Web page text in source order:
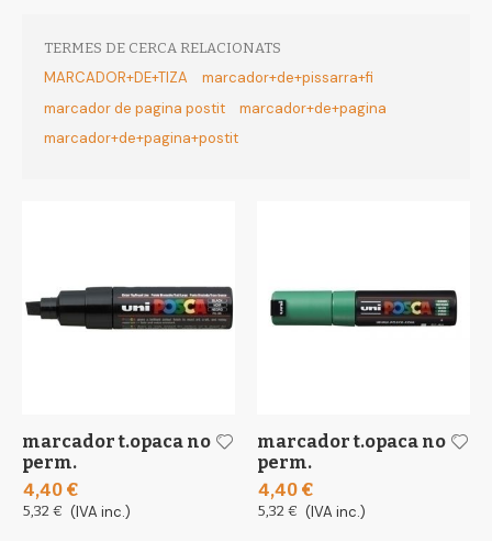
TERMES DE CERCA RELACIONATS
MARCADOR+DE+TIZA
marcador+de+pissarra+fi
marcador de pagina postit
marcador+de+pagina
marcador+de+pagina+postit
marcador t.opaca no
perm.
4,40 €
5,32 € (IVA inc.)
marcador t.opaca no
perm.
4,40 €
5,32 € (IVA inc.)